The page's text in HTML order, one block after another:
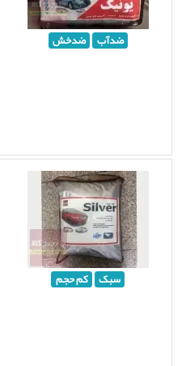
ضدآب ضدخش
سبک کم حجم